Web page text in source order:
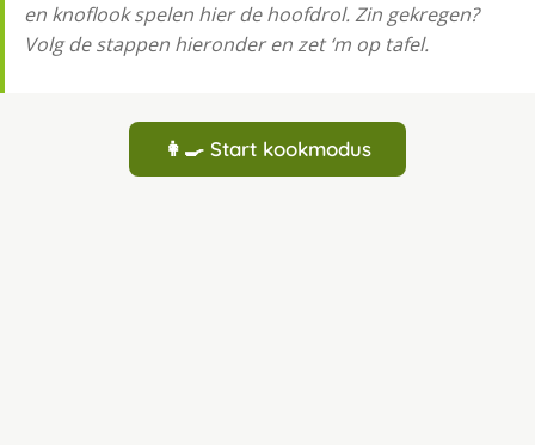
en knoflook spelen hier de hoofdrol. Zin gekregen?
Volg de stappen hieronder en zet ‘m op tafel.
👩‍🍳 Start kookmodus